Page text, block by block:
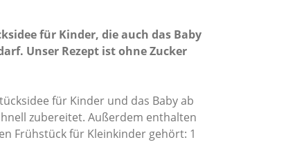
für Kinder, die auch das Baby
Unser Rezept ist ohne Zucker
für Kinder und das Baby ab
zubereitet. Außerdem enthalten
Frühstück für Kleinkinder gehört: 1